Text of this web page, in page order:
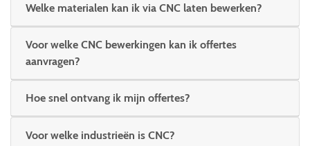
Welke materialen kan ik via CNC laten bewerken?
Voor welke CNC bewerkingen kan ik offertes
aanvragen?
Hoe snel ontvang ik mijn offertes?
Voor welke industrieën is CNC?